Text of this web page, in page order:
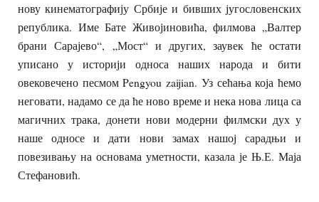
нову кинематографију Србије и бивших југословенских
република. Име Бате Живојиновића, филмова „Валтер
брани Сарајево“, „Мост“ и других, заувек ће остати
уписано у историји односа наших народа и бити
овековечено песмом Pengyou zaijian. Уз сећања која ћемо
неговати, надамо се да ће ново време и нека нова лица са
магичних трака, донети нови модерни филмски дух у
наше односе и дати нови замах нашој сарадњи и
повезивању на основама уметности, казала је Њ.Е. Маја
Стефановић.